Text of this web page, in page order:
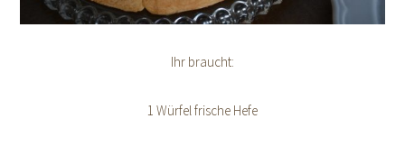
Ihr braucht:
1 Würfel frische Hefe